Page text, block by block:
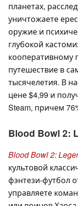
планетах,
уничтожаете
оружие и
глубокой
кооперативному
путешествие в
тысячелетия. В
цене $4,99 и
Steam, причем
Blood Bowl 2:
Blood Bowl 2:
культовой
фэнтези-футбол
управляете